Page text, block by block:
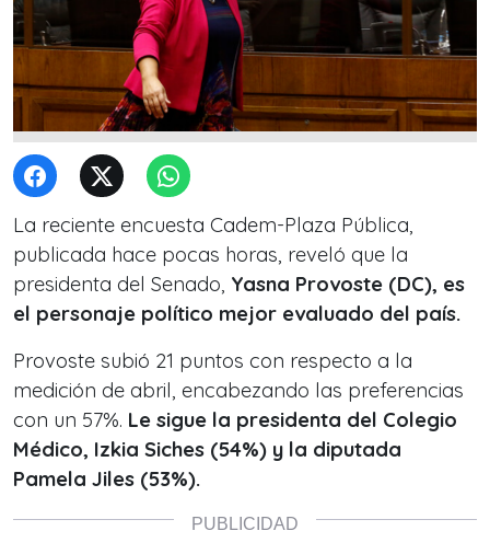
La reciente encuesta Cadem-Plaza Pública,
publicada hace pocas horas, reveló que la
presidenta del Senado, Yasna Provoste (DC), es
el personaje político mejor evaluado del país.
Provoste subió 21 puntos con respecto a la
medición de abril, encabezando las preferencias
con un 57%. Le sigue la presidenta del Colegio
Médico, Izkia Siches (54%) y la diputada
Pamela Jiles (53%).